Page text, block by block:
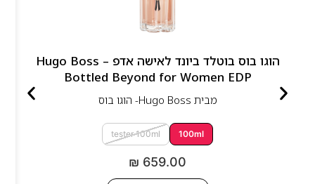
הוגו בוס בוטלד ביונד לאישה אדפ – Hugo Boss
Bottled Beyond for Women EDP
מבית Hugo Boss- הוגו בוס
100ml
tester 100ml
₪ 659.00